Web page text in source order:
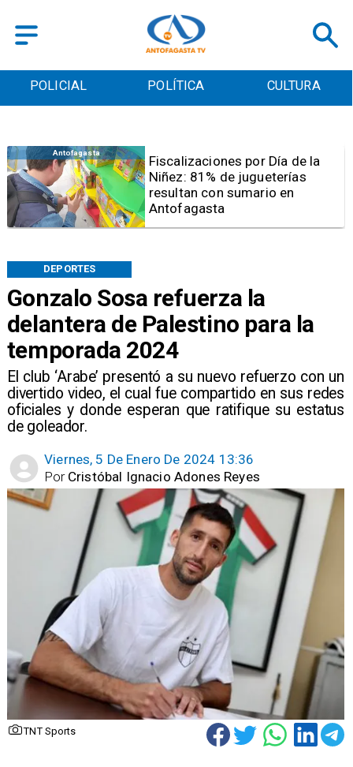
POLICIAL POLÍTICA CULTURA
Gonzalo Sosa refuerza la
delantera de Palestino para la
temporada 2024
El club ‘Arabe’ presentó a su nuevo refuerzo con un
divertido video, el cual fue compartido en sus redes
oficiales y donde esperan que ratifique su estatus
de goleador.
DEPORTES
Viernes, 5 De Enero De 2024 13:36
Cristóbal Ignacio Adones Reyes
Por
TNT Sports
Antofagasta
Tribunal frena opción de pena
mixta para Karen Rojo por ahora